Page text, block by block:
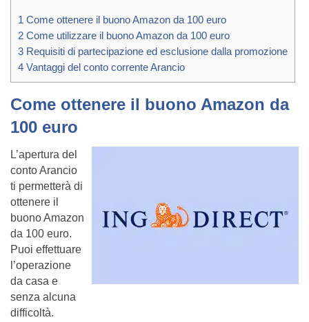
1 Come ottenere il buono Amazon da 100 euro
2 Come utilizzare il buono Amazon da 100 euro
3 Requisiti di partecipazione ed esclusione dalla promozione
4 Vantaggi del conto corrente Arancio
Come ottenere il buono Amazon da
100 euro
L’apertura del
conto Arancio
ti permetterà di
ottenere il
buono Amazon
da 100 euro.
Puoi effettuare
l’operazione
da casa e
senza alcuna
difficoltà.